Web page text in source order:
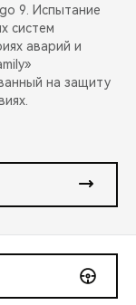
9. Испытание
систем
аварий и
на защиту